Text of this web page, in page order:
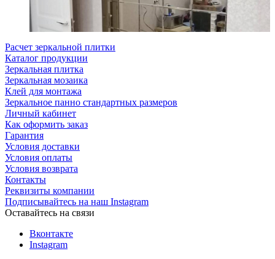
Расчет зеркальной плитки
Каталог продукции
Зеркальная плитка
Зеркальная мозаика
Клей для монтажа
Зеркальное панно стандартных размеров
Личный кабинет
Как оформить заказ
Гарантия
Условия доставки
Условия оплаты
Условия возврата
Контакты
Реквизиты компании
Подписывайтесь на наш Instagram
Оставайтесь на связи
Вконтакте
Instagram